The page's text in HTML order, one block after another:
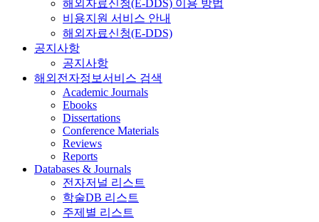
해외자료신청(E-DDS) 이용 방법
비용지원 서비스 안내
해외자료신청(E-DDS)
공지사항
공지사항
해외전자정보서비스 검색
Academic Journals
Ebooks
Dissertations
Conference Materials
Reviews
Reports
Databases & Journals
전자저널 리스트
학술DB 리스트
주제별 리스트